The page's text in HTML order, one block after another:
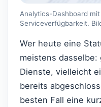
Analytics-Dashboard
Serviceverfügbarkeit.
Wer heute eine
meistens dasselbe:
Dienste, vielleicht
bereits
besten Fall eine